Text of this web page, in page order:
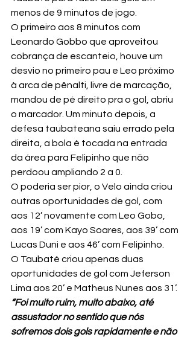
menos de 9 minutos de jogo.
O primeiro aos 8 minutos com
Leonardo Gobbo que aproveitou
cobrança de escanteio, houve um
desvio no primeiro pau e Leo próximo
à arca de pênalti, livre de marcação,
mandou de pé direito pra o gol, abriu
o marcador. Um minuto depois, a
defesa taubateana saiu errado pela
direita, a bola é tocada na entrada
da área para Felipinho que não
perdoou ampliando 2 a 0.
O poderia ser pior, o Velo ainda criou
outras oportunidades de gol, com
aos 12’ novamente com Leo Gobo,
aos 19’ com Kayo Soares, aos 39’ com
Lucas Duni e aos 46’ com Felipinho.
O Taubaté criou apenas duas
oportunidades de gol com Jeferson
Lima aos 20’ e Matheus Nunes aos 31’.
“Foi muito ruim, muito abaixo, até
assustador no sentido que nós
sofremos dois gols rapidamente e não